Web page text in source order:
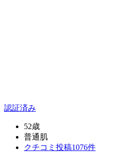
認証済み
52歳
普通肌
クチコミ投稿1076件